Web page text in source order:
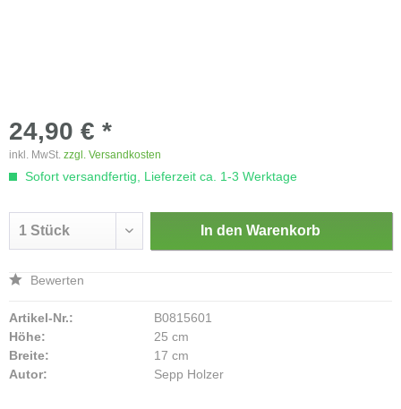
24,90 € *
inkl. MwSt. zzgl. Versandkosten
Sofort versandfertig, Lieferzeit ca. 1-3 Werktage
In den Warenkorb
Bewerten
Artikel-Nr.:
B0815601
Höhe:
25 cm
Breite:
17 cm
Autor:
Sepp Holzer